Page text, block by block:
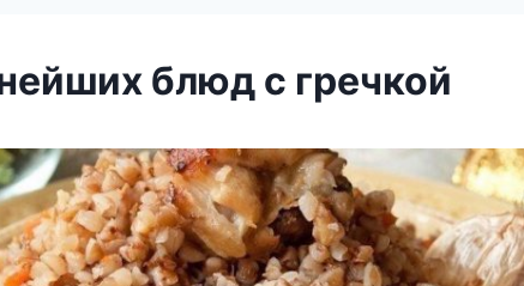
блюд с гречкой